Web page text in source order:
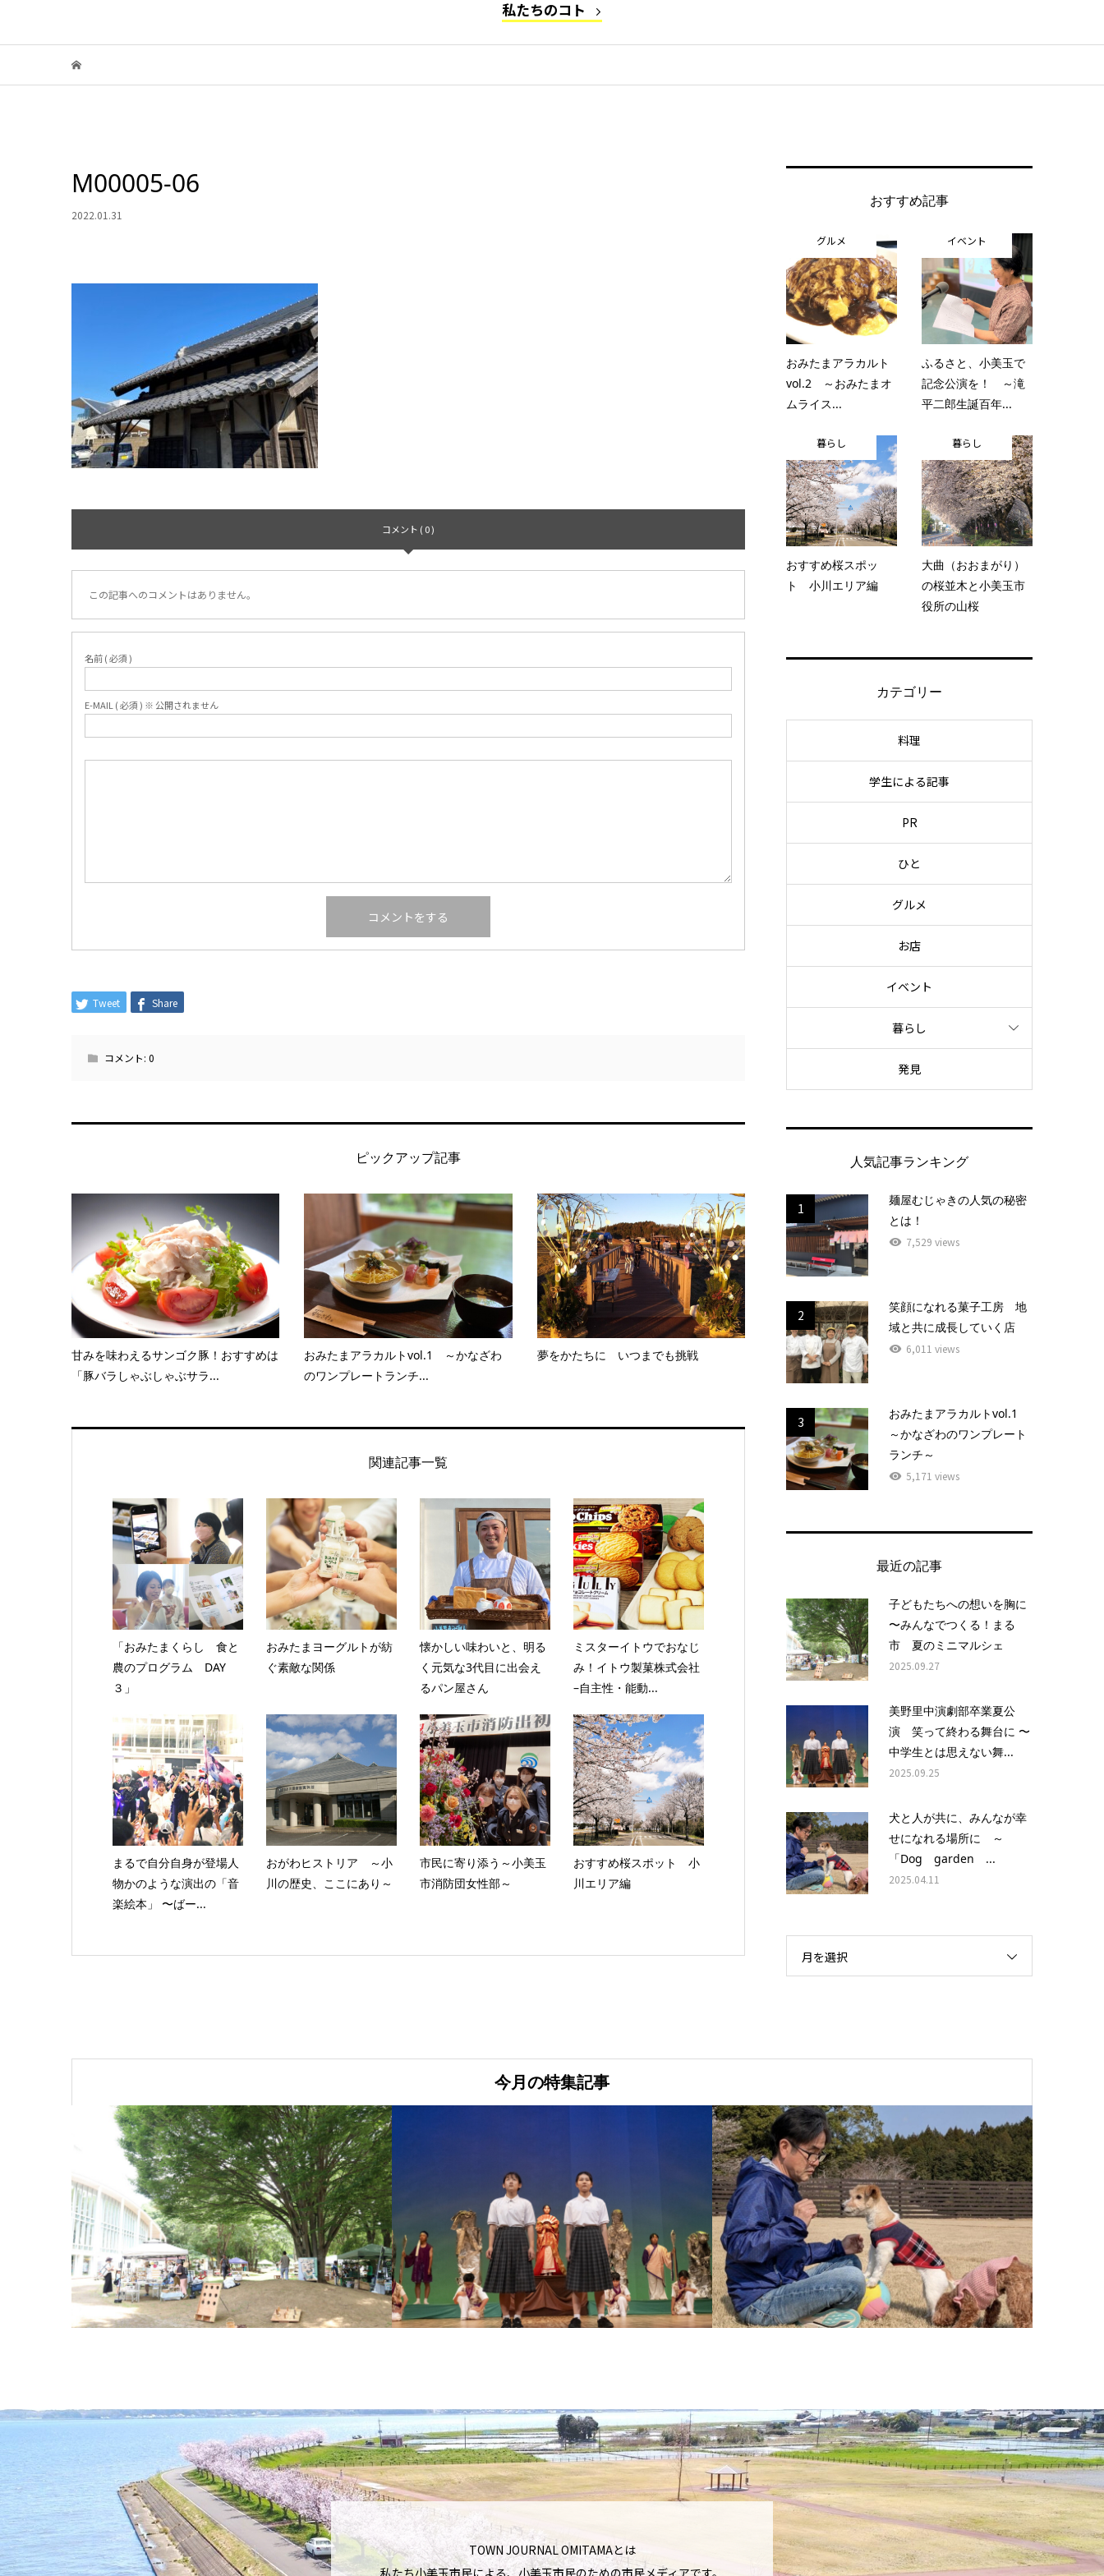
私たちのコト
M00005-06
2022.01.31
コメント ( 0 )
この記事へのコメントはありません。
名前 ( 必須 )
E-MAIL ( 必須 ) ※ 公開されません
Tweet Share
コメント: 0
ピックアップ記事
甘みを味わえるサンゴク豚！おすすめは
「豚バラしゃぶしゃぶサラ...
おみたまアラカルトvol.1 ～かなざわ
のワンプレートランチ...
夢をかたちに いつまでも挑戦
関連記事一覧
「おみたまくらし 食と
農のプログラム DAY
３」
おみたまヨーグルトが紡
ぐ素敵な関係
懐かしい味わいと、明る
く元気な3代目に出会え
るパン屋さん
ミスターイトウでおなじ
み！イトウ製菓株式会社
–自主性・能動...
まるで自分自身が登場人
物かのような演出の「音
楽絵本」 〜ばー...
おがわヒストリア ～小
川の歴史、ここにあり～
市民に寄り添う～小美玉
市消防団女性部～
おすすめ桜スポット 小
川エリア編
おすすめ記事
グルメ
おみたまアラカルト
vol.2 ～おみたまオ
ムライス...
イベント
ふるさと、小美玉で
記念公演を！ ～滝
平二郎生誕百年...
暮らし
おすすめ桜スポッ
ト 小川エリア編
暮らし
大曲（おおまがり）
の桜並木と小美玉市
役所の山桜
カテゴリー
料理
学生による記事
PR
ひと
グルメ
お店
イベント
暮らし
発見
人気記事ランキング
1
麺屋むじゃきの人気の秘密
とは！
7,529 views
2
笑顔になれる菓子工房 地
域と共に成長していく店
6,011 views
3
おみたまアラカルトvol.1
～かなざわのワンプレート
ランチ～
5,171 views
最近の記事
子どもたちへの想いを胸に
〜みんなでつくる！まる
市 夏のミニマルシェ
2025.09.27
美野里中演劇部卒業夏公
演 笑って終わる舞台に 〜
中学生とは思えない舞...
2025.09.25
犬と人が共に、みんなが幸
せになれる場所に ～
「Dog garden ...
2025.04.11
月を選択
今月の特集記事
TOWN JOURNAL OMITAMAとは